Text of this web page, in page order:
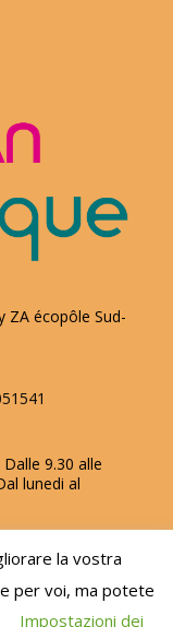
ZA écopôle Sud-
Dalle 9.30 alle
lunedi al
la vostra
per voi, ma potete
Impostazioni dei
per